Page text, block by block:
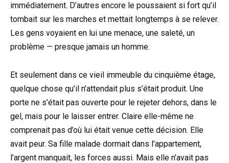
immédiatement. D’autres encore le poussaient si fort qu’il
tombait sur les marches et mettait longtemps à se relever.
Les gens voyaient en lui une menace, une saleté, un
problème — presque jamais un homme.
Et seulement dans ce vieil immeuble du cinquième étage,
quelque chose qu’il n’attendait plus s’était produit. Une
porte ne s’était pas ouverte pour le rejeter dehors, dans le
gel, mais pour le laisser entrer. Claire elle-même ne
comprenait pas d’où lui était venue cette décision. Elle
avait peur. Sa fille malade dormait dans l’appartement,
l’argent manquait, les forces aussi. Mais elle n’avait pas